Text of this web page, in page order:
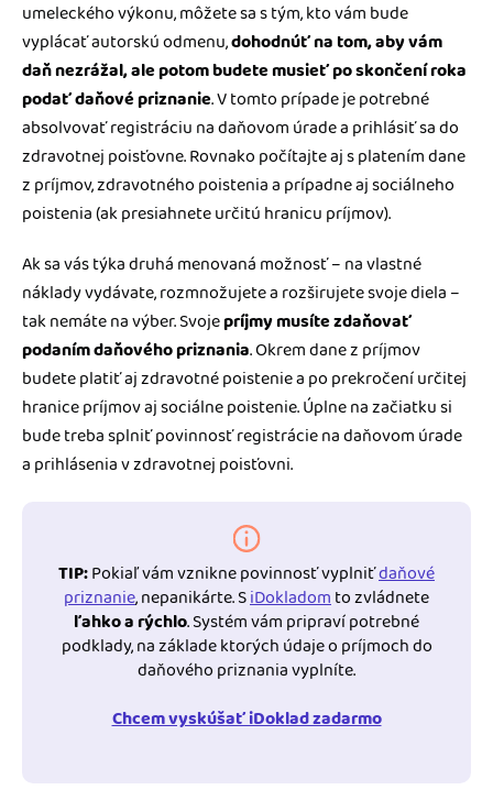
umeleckého výkonu, môžete sa s tým, kto vám bude
vyplácať autorskú odmenu,dohodnúť na tom, aby vám
daň nezrážal, ale potom budete musieť po skončení roka
podať daňové priznanie. V tomto prípade je potrebné
absolvovať registráciu na daňovom úrade a prihlásiť sa do
zdravotnej poisťovne. Rovnako počítajte aj s platením dane
z príjmov, zdravotného poistenia a prípadne aj sociálneho
poistenia (ak presiahnete určitú hranicu príjmov).
Ak sa vás týka druhá menovaná možnosť – na vlastné
náklady vydávate, rozmnožujete a rozširujete svoje diela –
tak nemáte na výber. Svojepríjmy musíte zdaňovať
podaním daňového priznania. Okrem dane z príjmov
budete platiť aj zdravotné poistenie a po prekročení určitej
hranice príjmov aj sociálne poistenie. Úplne na začiatku si
bude treba splniť povinnosť registrácie na daňovom úrade
a prihlásenia v zdravotnej poisťovni.
TIP:Pokiaľ vám vznikne povinnosť vyplniťdaňové
priznanie, nepanikárte. SiDokladomto zvládnete
ľahko a rýchlo. Systém vám pripraví potrebné
podklady, na základe ktorých údaje o príjmoch do
daňového priznania vyplníte.
Chcem vyskúšať iDoklad zadarmo